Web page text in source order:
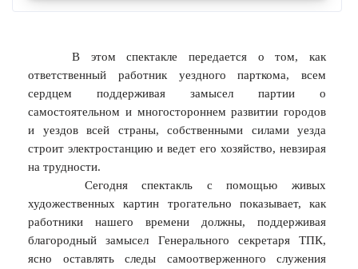
В этом спектакле передается о том, как
ответственный работник уездного парткома, всем
сердцем поддерживая замысел партии о
самостоятельном и многостороннем развитии городов
и уездов всей страны, собственными силами уезда
строит электростанцию и ведет его хозяйство, невзирая
на трудности.
Сегодня спектакль с помощью живых
художественных картин трогательно показывает, как
работники нашего времени должны, поддерживая
благородный замысел Генерального секретаря ТПК,
ясно оставлять следы самоотверженного служения